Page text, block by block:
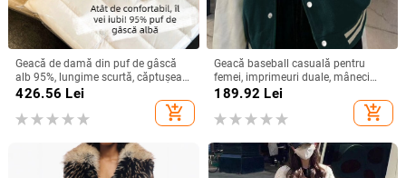
Geacă de damă din puf de gâscă
alb 95%, lungime scurtă, căptușeală
subțire, exterior reversibil, strat
interior cald, stil casual de iarnă
426.56 Lei
add_shopping_cart
Geacă baseball casuală pentru
femei, imprimeuri duale, mâneci
lungi, guler rotund, țesătură milk
silk poliester, compoziție 95%+
poliester, toamnă 2024.
189.92 Lei
add_shopping_cart